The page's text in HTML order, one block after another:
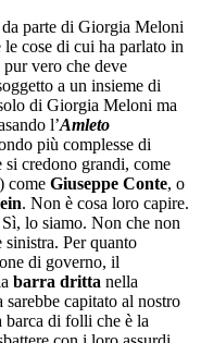
parte di Giorgia Meloni
le cose di cui ha parlato in
pur vero che deve
a un insieme di
di Giorgia Meloni ma
l’Amleto
più complesse di
si credono grandi, come
come Giuseppe Conte, o
. Non è cosa loro capire.
lo siamo. Non che non
sinistra. Per quanto
di governo, il
barra dritta nella
sarebbe capitato al nostro
barca di folli che è la